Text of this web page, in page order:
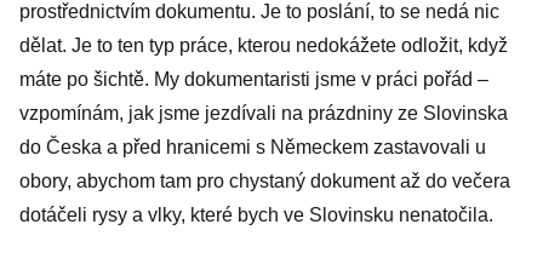
prostřednictvím dokumentu. Je to poslání, to se nedá nic
dělat. Je to ten typ práce, kterou nedokážete odložit, když
máte po šichtě. My dokumentaristi jsme v práci pořád –
vzpomínám, jak jsme jezdívali na prázdniny ze Slovinska
do Česka a před hranicemi s Německem zastavovali u
obory, abychom tam pro chystaný dokument až do večera
dotáčeli rysy a vlky, které bych ve Slovinsku nenatočila.